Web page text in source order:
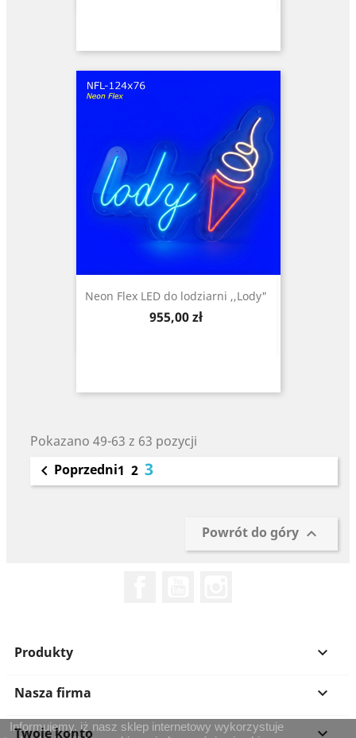
Neon Flex LED do lodziarni ,,Lody"
Cena
955,00 zł
Pokazano 49-63 z 63 pozycji
 Poprzedni1 2 3
Powrót do góry 
Produkty 
Nasza firma 
Twoje konto 
Informujemy, iż nasz sklep internetowy wykorzystuje